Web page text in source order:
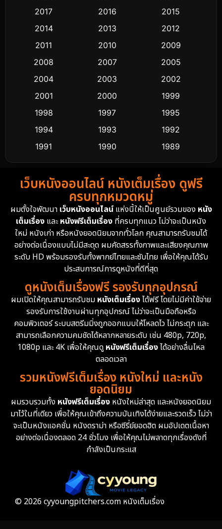
Comedy ตลก 445
Crime อาชญากรรม 518
Cult Film
Dance เต้น
Detective สืบสวน
Detective สืบสวน
Disney+ 4
Documentary สารคดี 94
Drama ดราม่า
Dystopian 16
Emotional 61
Epic มหากาพย์ 219
Family ครอบครัว 366
Fantasy จินตนาการ 332
Fiction 9
2017
2016
2015
2014
2013
2012
2011
2010
2009
2008
2007
2005
2004
2003
2002
2001
2000
1999
1998
1997
1995
1994
1993
1992
1991
1990
1989
1988
1986
1985
1983
1982
1981
1974
1962
เว็บหนังออนไลน์ หนังเต็มเรื่อง ดูฟรี
ครบทุกหมวดหมู่
ผมตั้งใจพัฒนา เว็บหนังออนไลน์แห่งนี้ให้เป็นศูนย์รวมของ หนัง
เต็มเรื่อง และหนังฟรีเต็มเรื่อง ที่ครบทุกแนว ไม่ว่าจะเป็นหนัง
ใหม่ หนังเก่า หรือหนังยอดนิยมจากทั่วโลก คุณสามารถรับชมได้
อย่างต่อเนื่องแบบไม่มีสะดุด ผมคัดสรรทั้งภาพและเสียงคุณภาพ
ระดับ HD พร้อมรองรับทั้งพากย์ไทยและซับไทย เพื่อให้คุณได้รับ
ประสบการณ์การดูหนังที่ดีที่สุด
ดูหนังเต็มเรื่องฟรี รองรับทุกอุปกรณ์
ผมเปิดให้คุณสามารถรับชม หนังเต็มเรื่องได้ฟรี โดยไม่มีค่าใช้จ่าย
รองรับการใช้งานผ่านทุกอุปกรณ์ ไม่ว่าจะเป็นมือถือหรือ
คอมพิวเตอร์ ระบบสตรีมมิ่งถูกออกแบบให้โหลดไว ไม่กระตุก และ
สามารถเลือกความคมชัดได้หลากหลายระดับ เช่น 480p, 720p,
1080p และ 4K เพื่อให้คุณดูหนังฟรีเต็มเรื่องได้อย่างลื่นไหล
ตลอดเวลา
รวมหนังฟรีเต็มเรื่อง หนังใหม่ และหนัง
ยอดนิยม
ผมรวบรวมทั้ง หนังฟรีเต็มเรื่อง หนังใหม่ล่าสุด และหนังยอดนิยม
มาไว้ในที่เดียว เพื่อให้คุณเข้าถึงความบันเทิงได้ง่ายและรวดเร็ว ไม่ว่า
จะเป็นหนังแอคชั่น หนังดราม่า หรือซีรี่ย์ยอดฮิต ผมอัปเดตเนื้อหา
อย่างต่อเนื่องตลอด 24 ชั่วโมง เพื่อให้คุณไม่พลาดทุกเรื่องดังที่
กำลังเป็นกระแส
© 2026 cyyoungpitchers.com หนังเต็มเรื่อง